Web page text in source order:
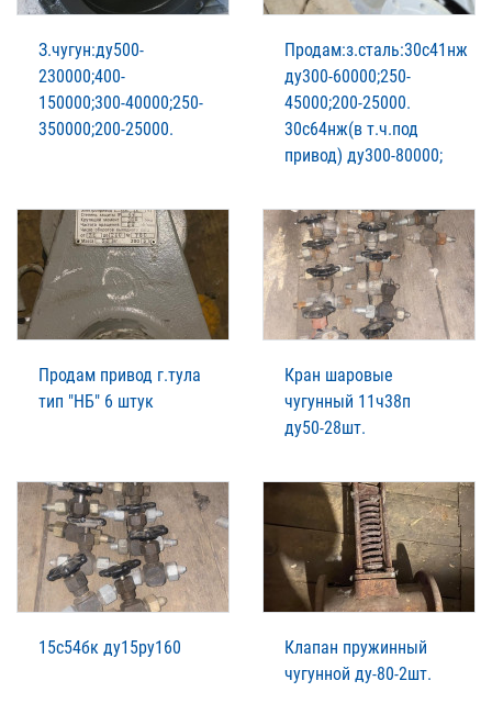
З.чугун:ду500-
230000;400-
150000;300-40000;250-
350000;200-25000.
Продам:з.сталь:30с41нж
ду300-60000;250-
45000;200-25000.
30с64нж(в т.ч.под
привод) ду300-80000;
Продам привод г.тула
тип "НБ" 6 штук
Кран шаровые
чугунный 11ч38п
ду50-28шт.
15с54бк ду15ру160
Клапан пружинный
чугунной ду-80-2шт.